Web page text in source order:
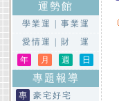
運勢館
學業運
事業運
愛情運
財 運
年
月 週 日
專題報導
專
豪宅好宅